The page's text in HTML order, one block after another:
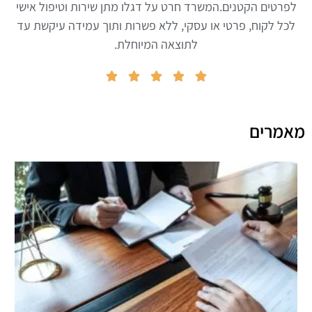
לפרטים הקטנים.המשרד חרט על דגלו מתן שירות וטיפול אישי
לכל לקוח, פרטי או עסקי, ללא פשרות ותוך עמידה עיקשת עד
לתוצאה המיוחלת.





מאמרים